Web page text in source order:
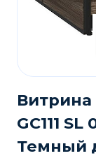
GC111
Темный